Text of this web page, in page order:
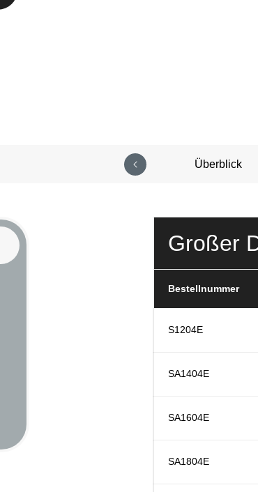
Überblick
Großer
Bestellnummer
S1204E
SA1404E
SA1604E
SA1804E